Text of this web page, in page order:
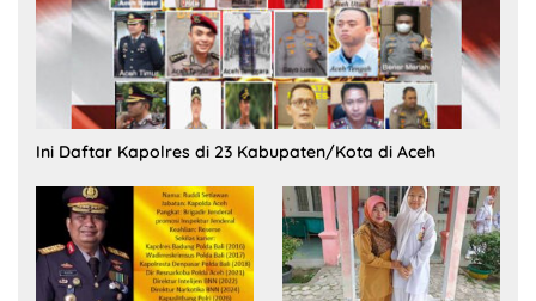
Ini Daftar Kapolres di 23 Kabupaten/Kota di Aceh